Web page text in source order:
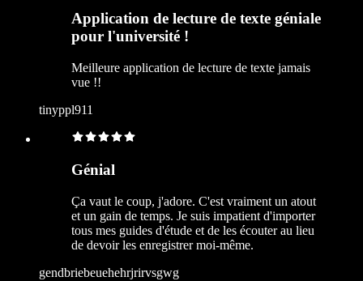
Application de lecture de texte géniale
pour l'université !
Meilleure application de lecture de texte jamais
vue !!
tinyppl911
Génial
Ça vaut le coup, j'adore. C'est vraiment un atout
et un gain de temps. Je suis impatient d'importer
tous mes guides d'étude et de les écouter au lieu
de devoir les enregistrer moi-même.
gendbriebeuehehrjrirvsgwg